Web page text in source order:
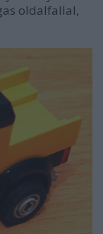
oldalfallal,